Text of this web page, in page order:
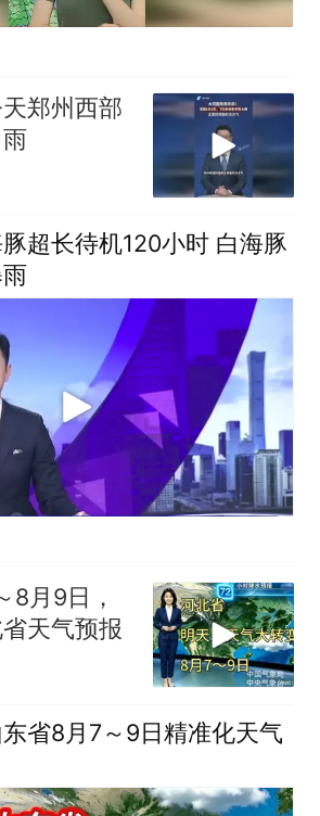
郑州西部
超长待机120小时 白海豚
8月9日，
天气预报
省8月7～9日精准化天气